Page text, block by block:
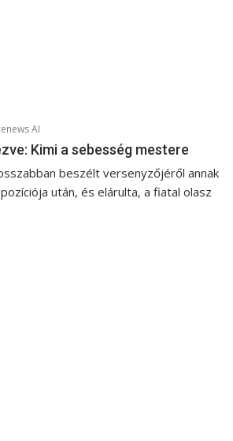
AI
Kimi a sebesség mestere
beszélt versenyzőjéről annak
után, és elárulta, a fiatal olasz